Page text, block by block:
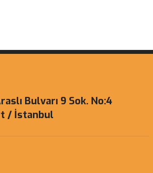
Bulvarı 9 Sok. No:4
/ İstanbul